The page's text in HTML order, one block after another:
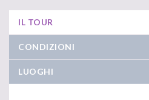
IL TOUR
CONDIZIONI
LUOGHI